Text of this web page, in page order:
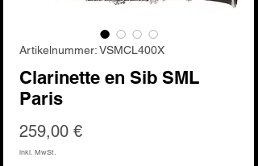
Artikelnummer: VSMCL400X
Clarinette en Sib SML
Paris
259,00 €Preis
inkl. MwSt.